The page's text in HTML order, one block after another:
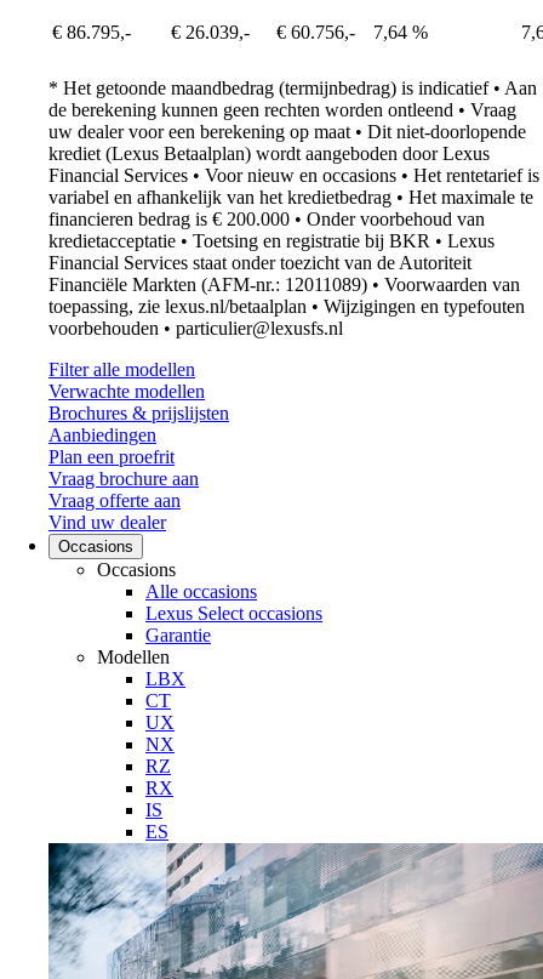
€ 86.795,- € 26.039,- € 60.756,- 7,64 %
* Het getoonde maandbedrag (termijnbedrag) is indicatief • Aan
de berekening kunnen geen rechten worden ontleend • Vraag
uw dealer voor een berekening op maat • Dit niet-doorlopende
krediet (Lexus Betaalplan) wordt aangeboden door Lexus
Financial Services • Voor nieuw en occasions • Het rentetarief is
variabel en afhankelijk van het kredietbedrag • Het maximale te
financieren bedrag is € 200.000 • Onder voorbehoud van
kredietacceptatie • Toetsing en registratie bij BKR • Lexus
Financial Services staat onder toezicht van de Autoriteit
Financiële Markten (AFM-nr.: 12011089) • Voorwaarden van
toepassing, zie lexus.nl/betaalplan • Wijzigingen en typefouten
voorbehouden • particulier@lexusfs.nl
Filter alle modellen
Verwachte modellen
Brochures & prijslijsten
Aanbiedingen
Opens in new window
Plan een proefrit
Opens in new window
Vraag brochure aan
Opens in new window
Vraag offerte aan
Vind uw dealer
Occasions
Occasions
Alle occasions(Opent in een nieuw venster)
Lexus Select occasions(Opent in een nieuw venster)
Garantie
Modellen
LBX
CT(Opent in een nieuw venster)
UX
NX
RZ
RX
IS
ES